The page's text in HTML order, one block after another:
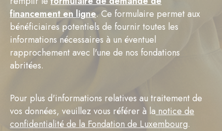
financement en ligne. Ce formulaire permet aux
bénéficiaires potentiels de fournir toutes les
informations nécessaires à un éventuel
rapprochement avec l'une de nos fondations
abritées.
Pour plus d'informations relatives au traitement de
vos données, veuillez vous référer à la notice de
confidentialité de la Fondation de Luxembourg.